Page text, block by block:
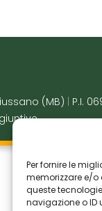
Per fornire le
memorizzare e/o
queste
navigazione o ID
(MB)
P.I.